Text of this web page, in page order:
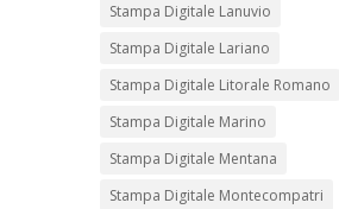
Stampa Digitale Lanuvio
Stampa Digitale Lariano
Stampa Digitale Litorale Romano
Stampa Digitale Marino
Stampa Digitale Mentana
Stampa Digitale Montecompatri